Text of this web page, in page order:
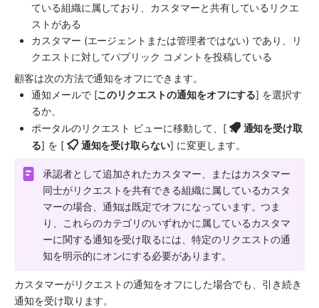
ている組織に属しており、カスタマーと共有しているリクエ
ストがある
カスタマー (エージェントまたは管理者ではない) であり、リ
クエストに対してパブリック コメントを投稿している
顧客は次の方法で通知をオフにできます。
通知メールで [このリクエストの通知をオフにする] を選択す
るか、
ポータルのリクエスト ビューに移動して、[
通知を受け取
る] を [ 通知を受け取らない] に変更します。
承認者として追加されたカスタマー、またはカスタマー
同士がリクエストを共有できる組織に属しているカスタ
マーの場合、通知は既定でオフになっています。つま
り、これらのカテゴリのいずれかに属しているカスタマ
ーに関する通知を受け取るには、特定のリクエストの通
知を明示的にオンにする必要があります。
カスタマーがリクエストの通知をオフにした場合でも、引き続き
通知を受け取ります。